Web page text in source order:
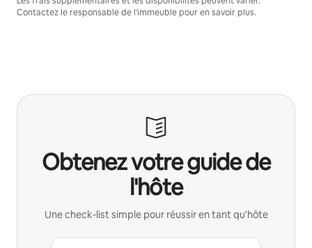
Contactez le responsable de l'immeuble pour en savoir plus.
Obtenez votre guide de
l'hôte
Une check-list simple pour réussir en tant qu'hôte